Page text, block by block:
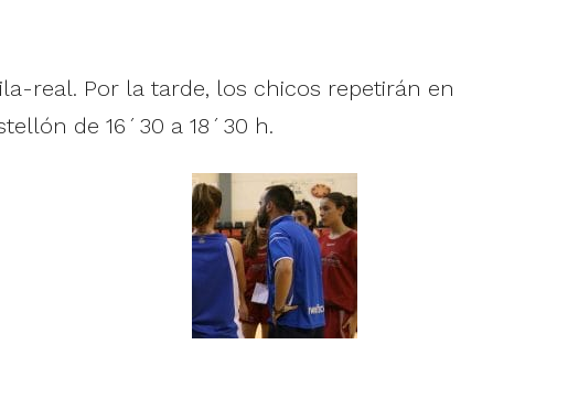
real. Por la tarde, los chicos repetirán en
de 16´30 a 18´30 h.